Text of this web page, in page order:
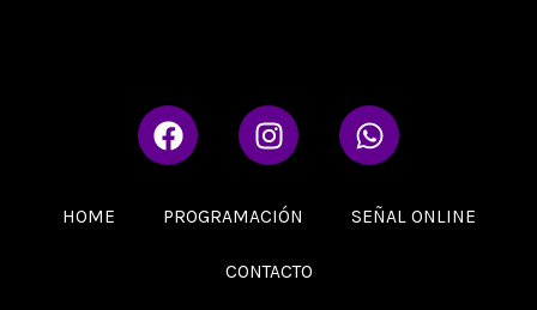
F
a
e
I
n
t
g
W
h
t
HOME PROGRAMACIÓN SEÑAL ONLINE
CONTACTO